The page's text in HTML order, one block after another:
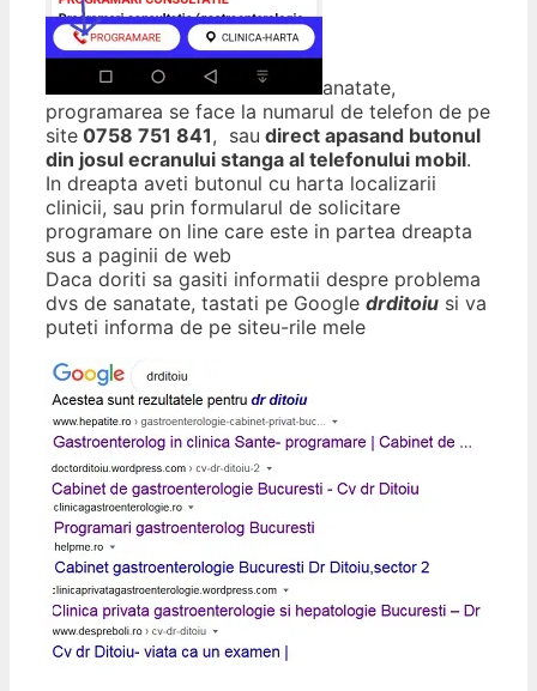
anatate,
programarea se face la numarul de telefon de pe
site 0758 751 841, sau direct apasand butonul
din josul ecranului stanga al telefonului mobil.
In dreapta aveti butonul cu harta localizarii
clinicii, sau prin formularul de solicitare
programare on line care este in partea dreapta
sus a paginii de web
Daca doriti sa gasiti informatii despre problema
dvs de sanatate, tastati pe Google drditoiu si va
puteti informa de pe siteu-rile mele